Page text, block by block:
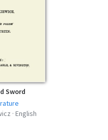
Sword
· English